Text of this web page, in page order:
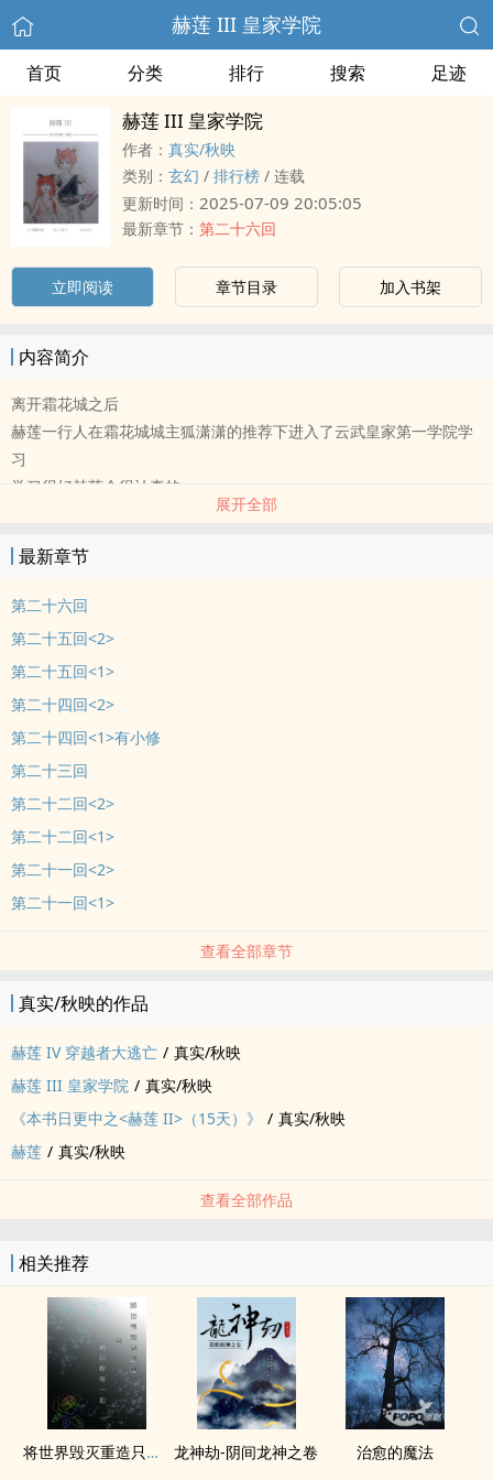
赫莲 III 皇家学院
首页 分类 排行 搜索 足迹
赫莲 III 皇家学院
作者： 真实/秋映
类别： 玄幻 / 排行榜 / 连载
更新时间： 2025-07-09 20:05:05
最新章节： 第二十六回
立即阅读 章节目录 加入书架
内容简介
离开霜花城之后
赫莲一行人在霜花城城主狐潇潇的推荐下进入了云武皇家第一学院学
习
学习很好赫莲会很认真的
可最大的问题在于她身边的一群人:
装可爱的黑市盗贼少年猫喵尔
不知哪路人马的东方风大叔
赫莲顿时有种前景黑暗的感觉
老天求求您
让她平安顺利的完成学习吧!!!
#
锵锵锵!!!赫莲第三部~~~
一个星期大概四到五更ORZ 有时候秋映碰不到电脑打不了字啊...<这
是真的,不是我再找借口啊ORZ>请大家见谅
展开全部
最新章节
第二十六回
第二十五回<2>
第二十五回<1>
第二十四回<2>
第二十四回<1>有小修
第二十三回
第二十二回<2>
第二十二回<1>
第二十一回<2>
第二十一回<1>
查看全部章节
真实/秋映的作品
赫莲 IV 穿越者大逃亡 / 真实/秋映
赫莲 III 皇家学院 / 真实/秋映
《本书日更中之<赫莲 II>（15天）》
/ 真实/秋映
赫莲 / 真实/秋映
查看全部作品
相关推荐
将世界毁灭重造只为与你在一起 龙神劫-阴间龙神之卷 治愈的魔法